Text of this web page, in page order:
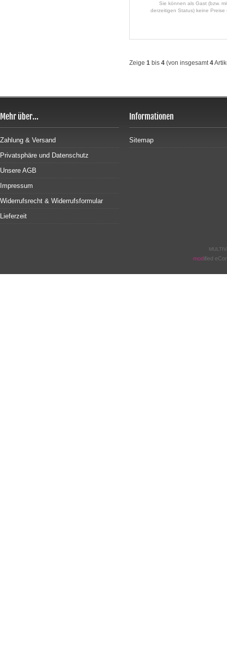
Sie können als Gast (bzw.
derzeitigen Status) keine Preise
Zeige 1 bis 4 (von insgesamt4
Mehr über...
Zahlung & Versand
Privatsphäre und Datenschutz
Unsere AGB
Impressum
Widerrufsrecht & Widerrufsformular
Lieferzeit
Informationen
Sitemap
modified